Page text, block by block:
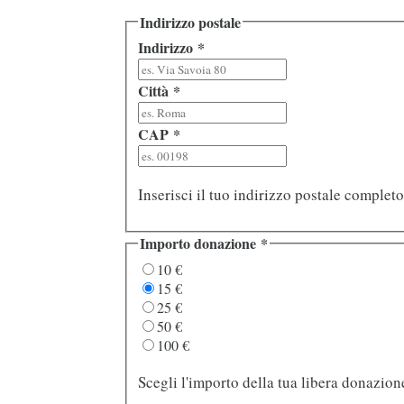
Indirizzo postale
Indirizzo *
Città *
CAP *
Inserisci il tuo indirizzo postale completo
Importo donazione *
10 €
15 €
25 €
50 €
100 €
Scegli l'importo della tua libera